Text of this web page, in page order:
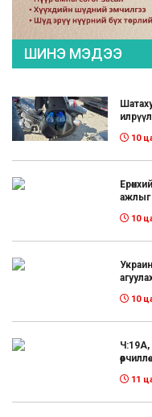
ШИНЭ МЭДЭЭ
10
ажлыг
10
10
Ч:19А,
өөрчиллөө
11